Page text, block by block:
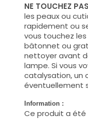
NE TOUCHEZ
les peaux ou
rapidement ou
vous touchez
bâtonnet ou
nettoyer avant
lampe. Si vous
catalysation, un
éventuellement
Information :
Ce produit a